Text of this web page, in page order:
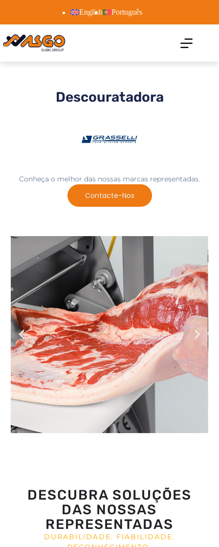
English Português
Descouratadora
Conheça o melhor das nossas marcas representadas.
Contacte-Nos
DESCUBRA SOLUÇÕES
DAS NOSSAS
REPRESENTADAS
DURABILIDADE. FIABILIDADE.